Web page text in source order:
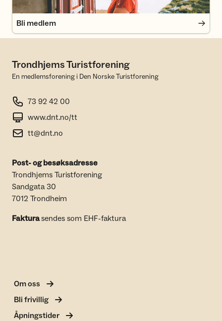
Bli medlem
Trondhjems Turistforening
En medlemsforening i Den Norske Turistforening
73 92 42 00
www.dnt.no/tt
tt@dnt.no
Post- og besøksadresse
Trondhjems Turistforening
Sandgata 30
7012 Trondheim
Fakturasendes som EHF-faktura
Om oss
Bli frivillig
Åpningstider